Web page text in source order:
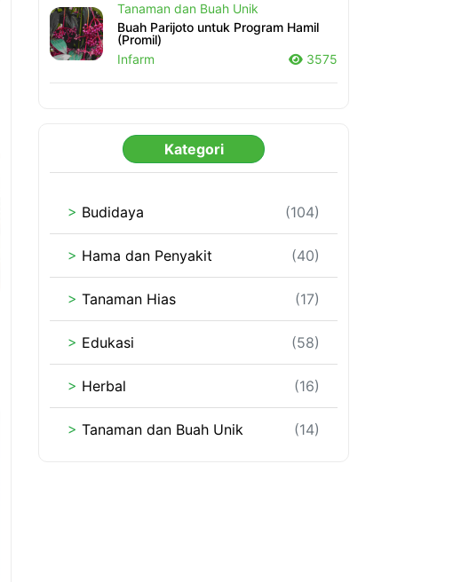
Tanaman dan Buah Unik
Buah Parijoto untuk Program Hamil
(Promil)
Infarm
3575
Kategori
> Budidaya (104)
> Hama dan Penyakit (40)
> Tanaman Hias (17)
> Edukasi (58)
> Herbal (16)
> Tanaman dan Buah Unik (14)